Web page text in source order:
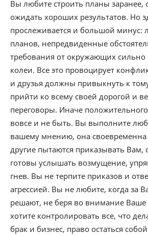
Вы любите строить планы заранее,
ожидать хороших результатов. Но
прослеживается и большой минус:
планов, непредвиденные
требования от окружающих
колеи. Все это провоцирует
и друзья должны привыкнуть к
прийти ко всему своей дорогой и
переговоры. Иначе
вовсе и не быть. Вы выполните
вашему мнению, она своевременна
другие пытаются приказывать
готовы услышать возмущение,
гнев. Вы не терпите приказов и
агрессией. Вы не любите, когда за
решают, не беря во внимание
хотите контролировать все, что
брак и бизнес, право остаться